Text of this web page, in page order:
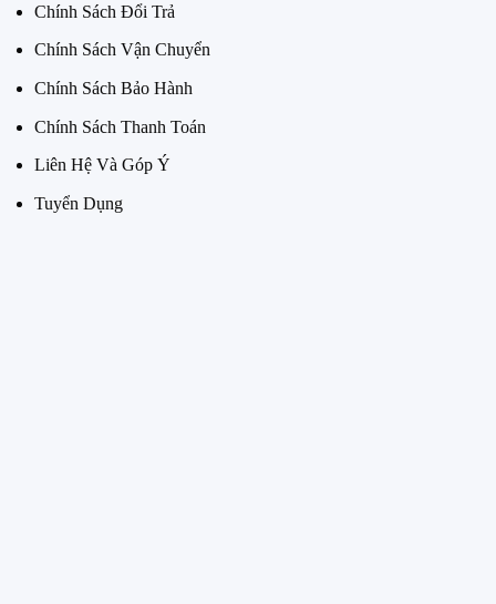
Chính Sách Đổi Trả
Chính Sách Vận Chuyển
Chính Sách Bảo Hành
Chính Sách Thanh Toán
Liên Hệ Và Góp Ý
Tuyển Dụng